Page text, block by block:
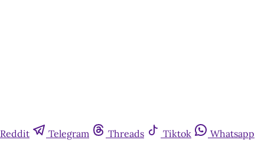
Reddit Telegram Threads Tiktok
Whatsapp